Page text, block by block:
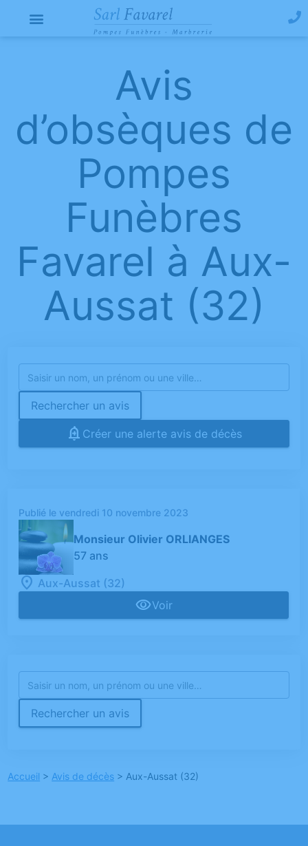
Avis
d’obsèques de
Pompes
Funèbres
Favarel à Aux-
Aussat (32)
Rechercher un avis
Créer une alerte avis de décès
Publié le vendredi 10 novembre 2023
Monsieur Olivier ORLIANGES
57 ans
Aux-Aussat (32)
Voir
Rechercher un avis
Accueil > Avis de décès > Aux-Aussat (32)